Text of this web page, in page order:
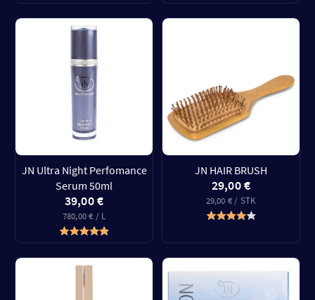
JN Ultra Night Perfomance
Serum 50ml
39,00 €
780,00 € / L
JN HAIR BRUSH
29,00 €
29,00 € / STK